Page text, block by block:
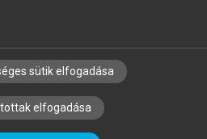
KÖNYVTÁROSOKNAK
LEKTORÁLÁSI ALAPELVEK
sütik elfogadása
elfogadása